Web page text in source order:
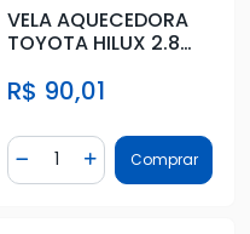
VELA AQUECEDORA
TOYOTA HILUX 2.8
R$ 90,01
Diminuir Quantidade
Quantidade
AdicionarComprar